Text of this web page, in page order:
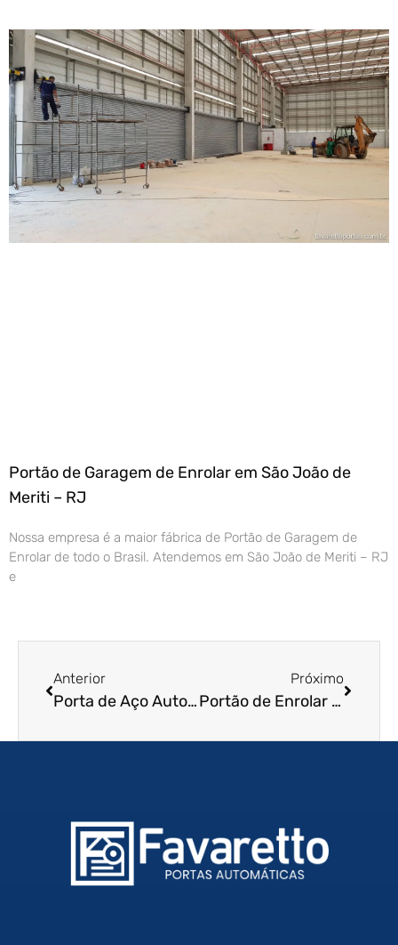
Portão de Garagem de Enrolar em São João de
Meriti – RJ
Nossa empresa é a maior fábrica de Portão de Garagem de
Enrolar de todo o Brasil. Atendemos em São João de Meriti – RJ
e
Anterior
Porta de Aço Automática em Poá – SP
Próximo
Portão de Enrolar Automático em São José dos Campos – SP